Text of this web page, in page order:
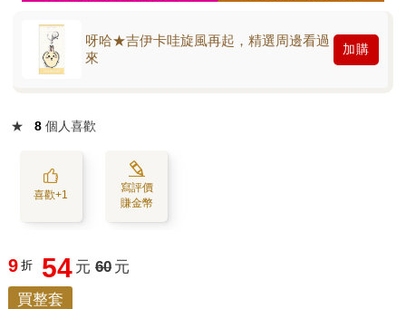
呀哈★吉伊卡哇旋風再起，精選周邊看過
來
加購
★ 8 個人喜歡
喜歡+1
寫評價
賺金幣
9 折 54 元 60 元
買整套